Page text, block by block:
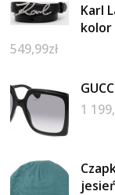
Karl
kolor
549,99zł
1